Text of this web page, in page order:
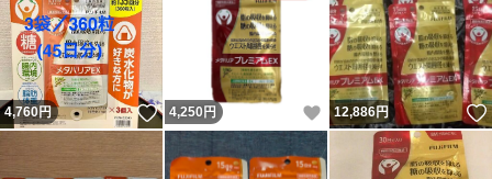
4,760円 いいね！
4,250 円 いいね！
12,886円